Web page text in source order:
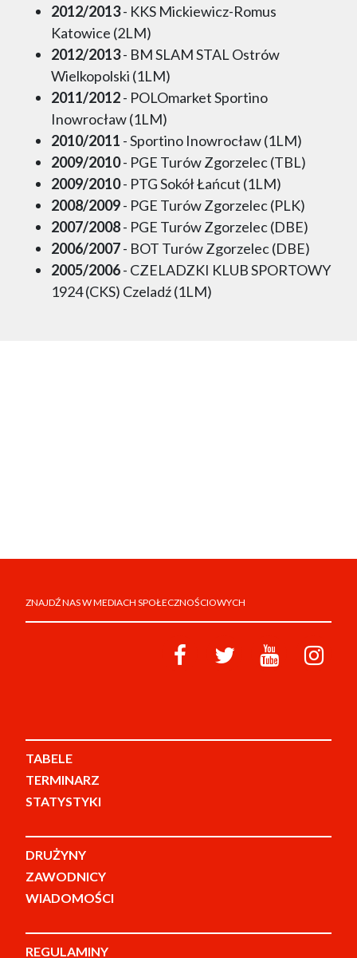
2012/2013- KKS Mickiewicz-Romus
Katowice (2LM)
2012/2013- BM SLAM STAL Ostrów
Wielkopolski (1LM)
2011/2012- POLOmarket Sportino
Inowrocław (1LM)
2010/2011 - Sportino Inowrocław (1LM)
2009/2010- PGE Turów Zgorzelec (TBL)
2009/2010- PTG Sokół Łańcut (1LM)
2008/2009- PGE Turów Zgorzelec (PLK)
2007/2008- PGE Turów Zgorzelec (DBE)
2006/2007- BOT Turów Zgorzelec (DBE)
2005/2006- CZELADZKI KLUB SPORTOWY
1924 (CKS) Czeladź (1LM)
ZNAJDŹ NAS W MEDIACH SPOŁECZNOŚCIOWYCH
TABELE
TERMINARZ
STATYSTYKI
DRUŻYNY
ZAWODNICY
WIADOMOŚCI
REGULAMINY